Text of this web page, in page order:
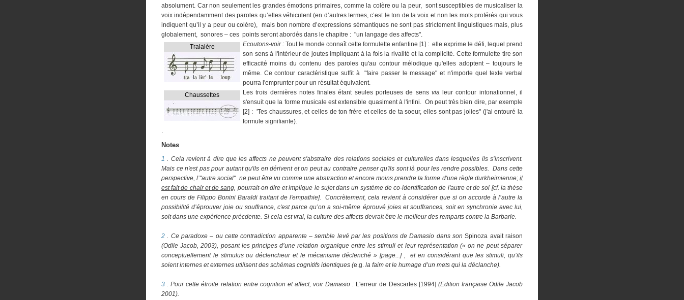
absolument. Car non seulement les grandes émotions primaires, comme la colère ou la peur, sont susceptibles de musicaliser la
voix indépendamment des paroles qu’elles véhiculent (en d’autres termes, c’est le ton de la voix et non les mots proférés qui vous
indiquent qu’il y a peur ou colère), mais bon nombre d’expressions sémantiques ne sont pas strictement linguistiques mais, plus
globalement, sonores – ces points seront abordés dans le chapitre : "un langage des affects".
Tralalère
Ecoutons-voir : Tout le monde connaît cette formulette enfantine [1] : elle exprime le défi, lequel prend
son sens à l'intérieur de joutes impliquant à la fois la rivalité et la complicité. Cette formulette tire son
efficacité moins du contenu des paroles qu'au contour mélodique qu'elles adoptent – toujours le
même. Ce contour caractéristique suffit à "faire passer le message" et n'importe quel texte verbal
pourra l'emprunter pour un résultat équivalent.
Chaussettes
Les trois dernières notes finales étant seules porteuses de sens via leur contour intonationnel, il
s'ensuit que la forme musicale est extensible quasiment à l'infini. On peut très bien dire, par exemple
[2] : 'Tes chaussures, et celles de ton frère et celles de ta soeur, elles sont pas jolies" (j'ai entouré la
formule signifiante).
.
Notes
1 . Cela revient à dire que les affects ne peuvent s'abstraire des relations sociales et culturelles dans lesquelles ils s’inscrivent.
Mais ce n'est pas pour autant qu'ils en dérivent et on peut au contraire penser qu'ils sont là pour les rendre possibles. Dans cette
perspective, l’"autre social" ne peut être vu comme une abstraction et encore moins prendre la forme d'une règle durkheimienne; il
est fait de chair et de sang, pourrait-on dire et implique le sujet dans un système de co-identification de l'autre et de soi [cf. la thèse
en cours de Filippo Bonini Baraldi traitant de l'empathie]. Concrètement, cela revient à considérer que si on accorde à l’autre la
possibilité d’éprouver joie ou souffrance, c'est parce qu’on a soi-même éprouvé joies et souffrances, soit en synchronie avec lui,
soit dans une expérience précdente. Si cela est vrai, la culture des affects devrait être le meilleur des remparts contre la Barbarie.
2 . Ce paradoxe – ou cette contradiction apparente – semble levé par les positions de Damasio dans sonSpinoza avait raison
(Odile Jacob, 2003), posant les principes d’une relation organique entre les stimuli et leur représentation (« on ne peut séparer
conceptuellement le stimulus ou déclencheur et le mécanisme déclenché » [page...] , et en considérant que les stimuli, qu’ils
soient internes et externes utilisent des schémas cognitifs identiques (e.g. la faim et le humage d’un mets qui la déclanche).
3 . Pour cette étroite relation entre cognition et affect, voir Damasio : L'erreur de Descartes [1994] (Edition française Odile Jacob
2001).